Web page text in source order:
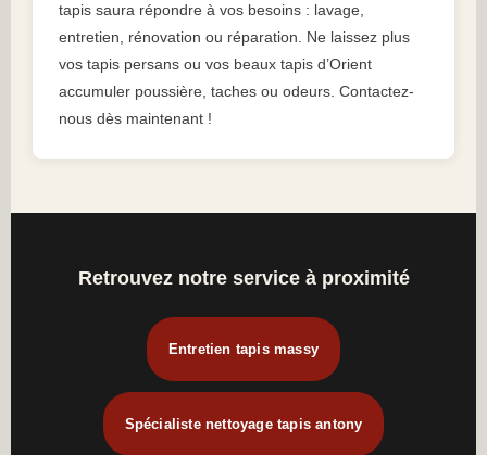
tapis saura répondre à vos besoins : lavage,
entretien, rénovation ou réparation. Ne laissez plus
vos tapis persans ou vos beaux tapis d’Orient
accumuler poussière, taches ou odeurs. Contactez-
nous dès maintenant !
Retrouvez notre service à proximité
Entretien tapis massy
Spécialiste nettoyage tapis antony